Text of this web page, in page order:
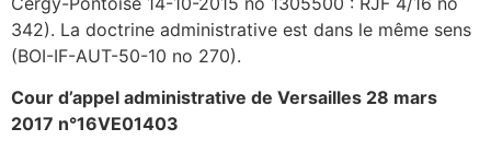
342). La doctrine administrative est dans le même sens
(BOI-IF-AUT-50-10 no 270).
Cour d’appel administrative de Versailles 28 mars
2017 n°16VE01403